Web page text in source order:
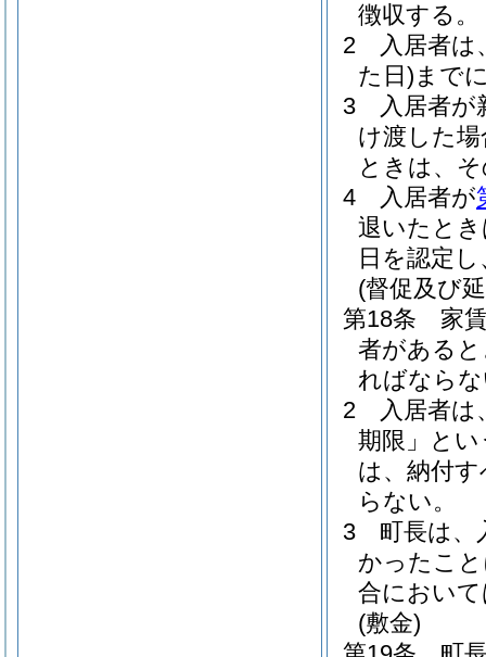
徴収する。
2
入居者は
た日) まで
3
入居者が
け渡した
ときは、
4
入居者が
退いたと
日を認定
(督促及び
第18条
家
者がある
ればなら
2
入居者は
期限」とい
は、納付
らない。
3
町長は、
かったこ
合におい
(敷金)